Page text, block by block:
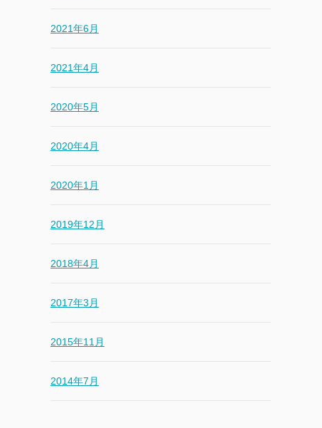
2021年6月
2021年4月
2020年5月
2020年4月
2020年1月
2019年12月
2018年4月
2017年3月
2015年11月
2014年7月